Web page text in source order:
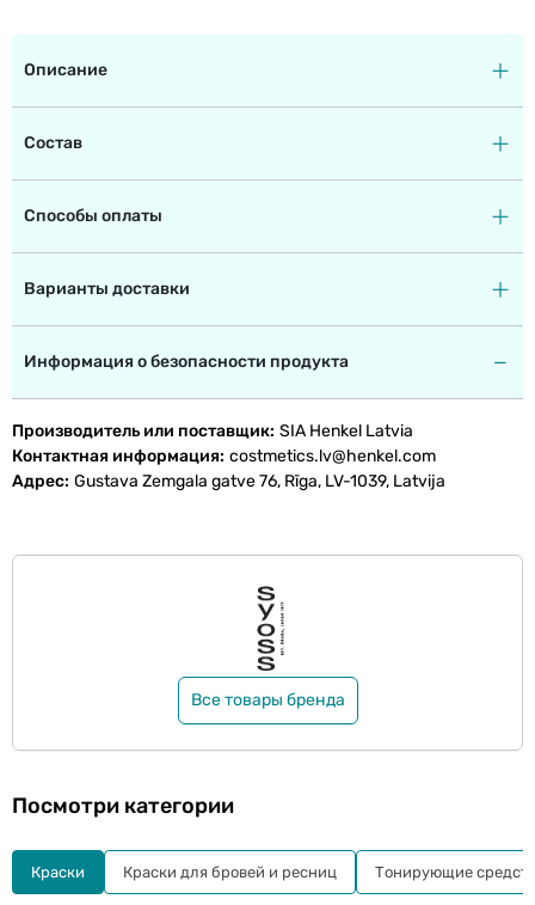
Описание
Состав
Способы оплаты
Варианты доставки
Информация о безопасности продукта
Производитель или поставщик SIA Henkel Latvia
Контактная информация costmetics.lv@henkel.com
Адрес Gustava Zemgala gatve 76, Rīga, LV-1039, Latvija
Все товары бренда
Посмотри категории
Краски Краски для бровей и ресниц Тонирующие